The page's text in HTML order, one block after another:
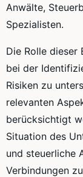
Anwälte,
Spezialisten.
Die Rolle dieser
bei der
Risiken zu
relevanten
berücksichtigt
Situation des
und steuerliche
Verbindungen